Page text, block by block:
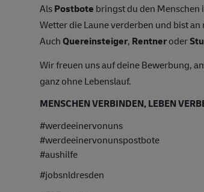
AlsPostbote bringst du den Menschen
Wetter die Laune verderben und bist
AuchQuereinsteiger, Rentneroder
Wir freuen uns auf deine Bewerbung,
ganz ohne Lebenslauf.
MENSCHEN VERBINDEN, LEBEN
#werdeeinervonuns
#werdeeinervonunspostbote
#aushilfe
#jobsnldresden